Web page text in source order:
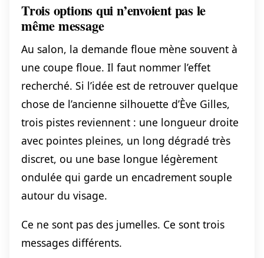
Trois options qui n’envoient pas le
même message
Au salon, la demande floue mène souvent à
une coupe floue. Il faut nommer l’effet
recherché. Si l’idée est de retrouver quelque
chose de l’ancienne silhouette d’Ève Gilles,
trois pistes reviennent : une longueur droite
avec pointes pleines, un long dégradé très
discret, ou une base longue légèrement
ondulée qui garde un encadrement souple
autour du visage.
Ce ne sont pas des jumelles. Ce sont trois
messages différents.